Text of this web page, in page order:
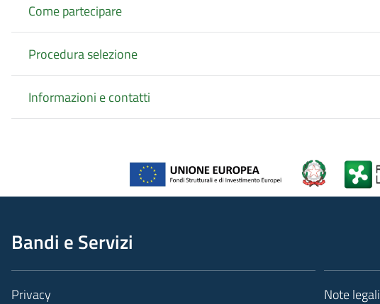
Come partecipare
Procedura selezione
Informazioni e contatti
Bandi e Servizi
Privacy Note legali